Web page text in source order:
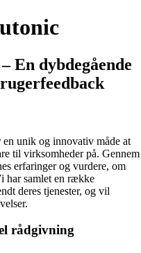
En dybdegående
unik og innovativ måde at
til virksomheder på. Gennem
erfaringer og vurdere, om
har samlet en række
deres tjenester, og vil
rådgivning